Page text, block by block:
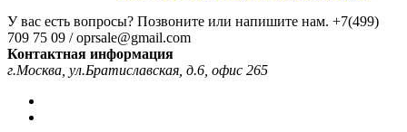
У вас есть вопросы? Позвоните или напишите нам. +7(499)
709 75 09 / oprsale@gmail.com
Контактная информация
г.Москва, ул.Братиславская, д.6, офис 265